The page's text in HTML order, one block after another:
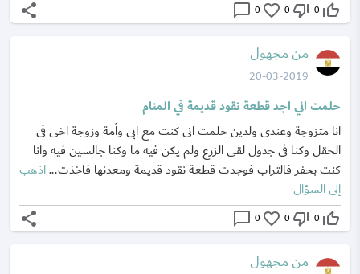
thumb_up_off_alt
0
thumb_down_off_alt
0
favorite_border
0
chat_bubble_outline
share
من مجهول
20-03-2019
حلمت اني اجد قطعة نقود قديمة في المنام
انا متزوجة وعندى ولدين حلمت انى كنت مع ابى وأمة وزوجة اخى فى
الحقل وكنا فى جدول لقى الزرع ولم يكن فيه ما وكنا جالسين فيه وانا
كنت بحفر فالتراب فوجدت قطعة نقود قديمة ومعدنها فاخذت...اذهب
إلى السؤال
thumb_up_off_alt
0
thumb_down_off_alt
0
favorite_border
0
chat_bubble_outline
share
من مجهول